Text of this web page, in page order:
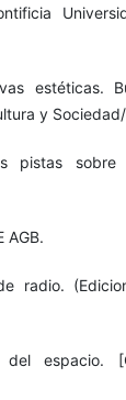
estéticas.
y
pistas
AGB.
radio.
espacio.